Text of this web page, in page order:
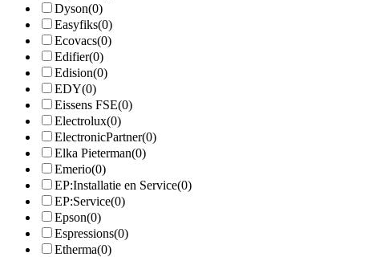
Dyson(0)
Easyfiks(0)
Ecovacs(0)
Edifier(0)
Edision(0)
EDY(0)
Eissens FSE(0)
Electrolux(0)
ElectronicPartner(0)
Elka Pieterman(0)
Emerio(0)
EP:Installatie en Service(0)
EP:Service(0)
Epson(0)
Espressions(0)
Etherma(0)